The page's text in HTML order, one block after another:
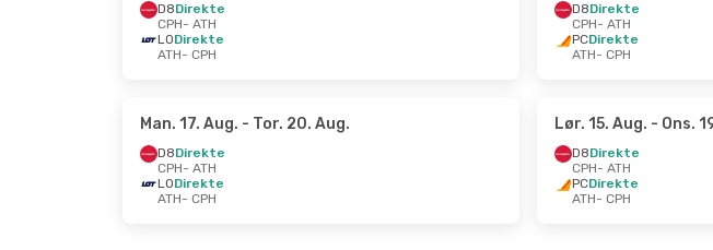
D8Direkte
CPH- ATH
LODirekte
ATH- CPH
D8Direkte
CPH- ATH
PCDirekte
ATH- CPH
Man. 17. Aug. - Tor. 20. Aug.
D8Direkte
CPH- ATH
LODirekte
ATH- CPH
Lør. 15. Aug. - Ons.
D8Direkte
CPH- ATH
PCDirekte
ATH- CPH